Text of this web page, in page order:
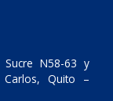
N58-63 y
Carlos, Quito –